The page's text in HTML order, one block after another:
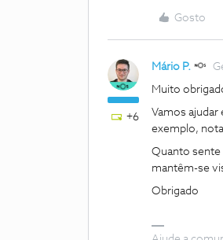
Gosto
+6
Mário P.
Muito
Vamos ajudar
exemplo,
Quanto sente
mantêm-se
Obrigado